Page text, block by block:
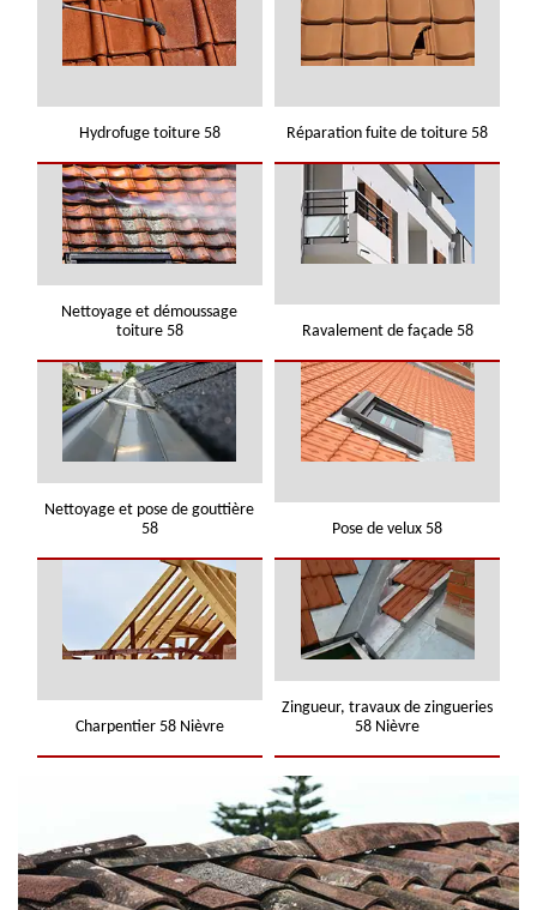
Hydrofuge toiture 58 Réparation fuite de toiture 58
Nettoyage et démoussage
toiture 58
Ravalement de façade 58
Nettoyage et pose de gouttière
58
Pose de velux 58
Charpentier 58 Nièvre
Zingueur, travaux de zingueries
58 Nièvre